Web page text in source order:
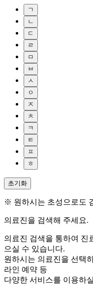
ㄱ
ㄴ
ㄷ
ㄹ
ㅁ
ㅂ
ㅅ
ㅇ
ㅈ
ㅊ
ㅋ
ㅌ
ㅍ
ㅎ
초기화
※ 원하시는 초성으로도
의료진을 검색해 주세요.
의료진 검색을 통하여 진
으실 수 있습니다.
원하시는 의료진을 선택
라인 예약 등
다양한 서비스를 이용하